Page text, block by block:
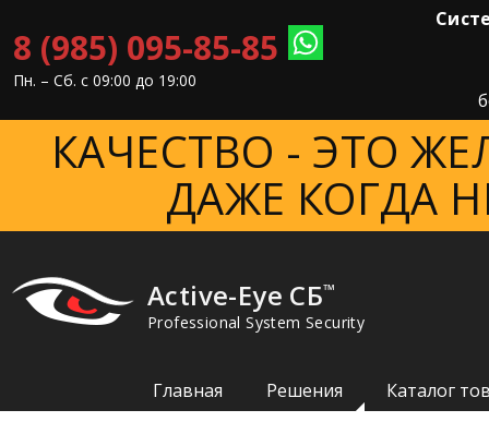
8 (985) 095-85-85
Пн. – Cб. с 09:00 до 19:00
КАЧЕСТВО - ЭТО
ДАЖЕ КОГДА
Active-Eye СБ™
Professional System Security
Главная Решения Каталог